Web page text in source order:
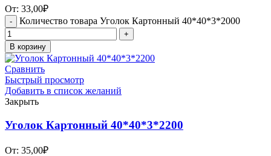
От: 33,00₽
Количество товара Уголок Картонный 40*40*3*2000
В корзину
Сравнить
Быстрый просмотр
Добавить в список желаний
Закрыть
Уголок Картонный 40*40*3*2200
От: 35,00₽